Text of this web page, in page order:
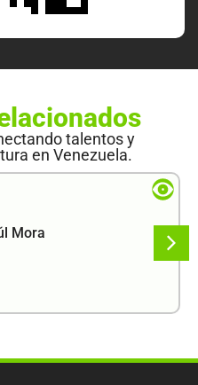
talentos y
en Venezuela.
Mora